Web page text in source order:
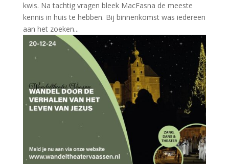
kwis. Na tachtig vragen bleek MacFasna de meeste
kennis in huis te hebben. Bij binnenkomst was iedereen
aan het zoeken...